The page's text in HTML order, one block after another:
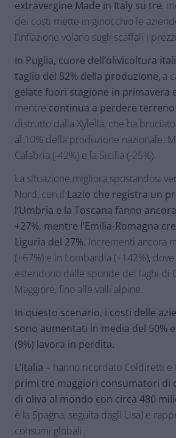
extravergine Made in Italy su tre,
dei costi mette in ginocchio le
l’inflazione volano sugli scaffali i
In Puglia, cuore dell’olivicoltura
taglio del 52% della produzione, a
gelate fuori stagione in primavera
mentre continua a perdere terreno
distrutto dalla Xylella, che ha
al 10% della produzione nazionale.
Calabria (-42%) e la Sicilia (-25%).
La situazione migliora spostandosi
Nord, con il Lazio che registra un
l’Umbria e la Toscana fanno
+27%, mentre l’Emilia-Romagna
Liguria del 27%. Incrementi ancora
(+67%) e in Lombardia (+142%),
estendono dalle sponde dei laghi di
Maggiore, fino alle valli alpine.
In questo scenario, i costi delle
sono aumentati in media del 50%
(9%) lavora in perdita.
L’Italia – hanno ricordato Coldiretti e
primi tre maggiori consumatori di
di oliva al mondo con circa 480
è la Spagna, seguita dagli Usa) e
consumi globali.